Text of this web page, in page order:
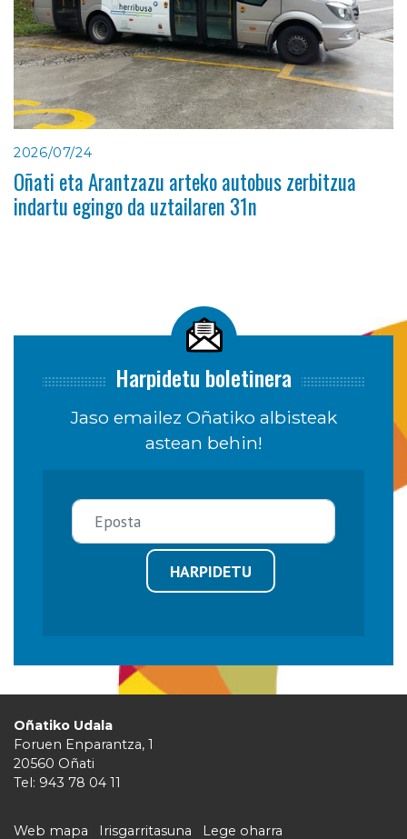
2026/07/24
Oñati eta Arantzazu arteko autobus zerbitzua
indartu egingo da uztailaren 31n
Harpidetu boletinera
Jaso emailez Oñatiko albisteak
astean behin!
HARPIDETU
Oñatiko Udala
Foruen Enparantza, 1
20560 Oñati
Tel: 943 78 04 11
Web mapa Irisgarritasuna Lege oharra